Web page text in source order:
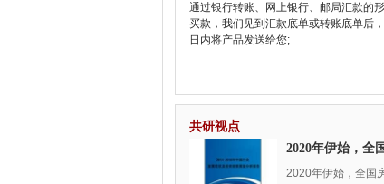
通过银行转账、网上银行、邮局汇款的
买款，我们见到汇款底单或转账底单后
日内将产品发送给您;
共研视点
2020年伊始，全
控暗流涌动
2020年伊始，全国